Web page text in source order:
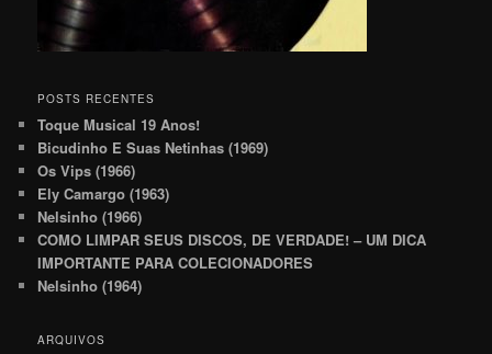
POSTS RECENTES
Toque Musical 19 Anos!
Bicudinho E Suas Netinhas (1969)
Os Vips (1966)
Ely Camargo (1963)
Nelsinho (1966)
COMO LIMPAR SEUS DISCOS, DE VERDADE! – UM DICA
IMPORTANTE PARA COLECIONADORES
Nelsinho (1964)
ARQUIVOS